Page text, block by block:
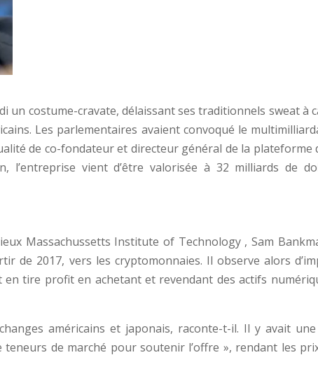
un costume-cravate, délaissant ses traditionnels sweat à
Les parlementaires avaient convoqué le
de co-fondateur et directeur général de la plateforme
vient d’être valorisée à 32 milliards de
Massachussetts Institute of Technology , Sam
de 2017, vers les cryptomonnaies. Il observe alors
tire profit en achetant et revendant des actifs
américains et japonais, raconte-t-il. Il y avait une
de marché pour soutenir l’offre », rendant les